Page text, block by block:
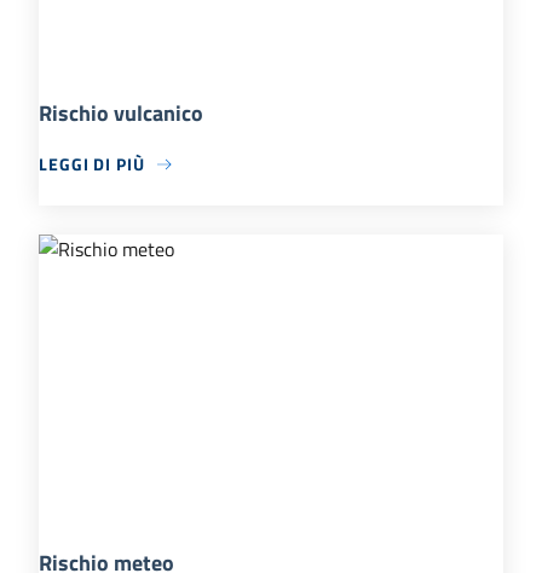
Rischio vulcanico
LEGGI DI PIÙ
Rischio meteo